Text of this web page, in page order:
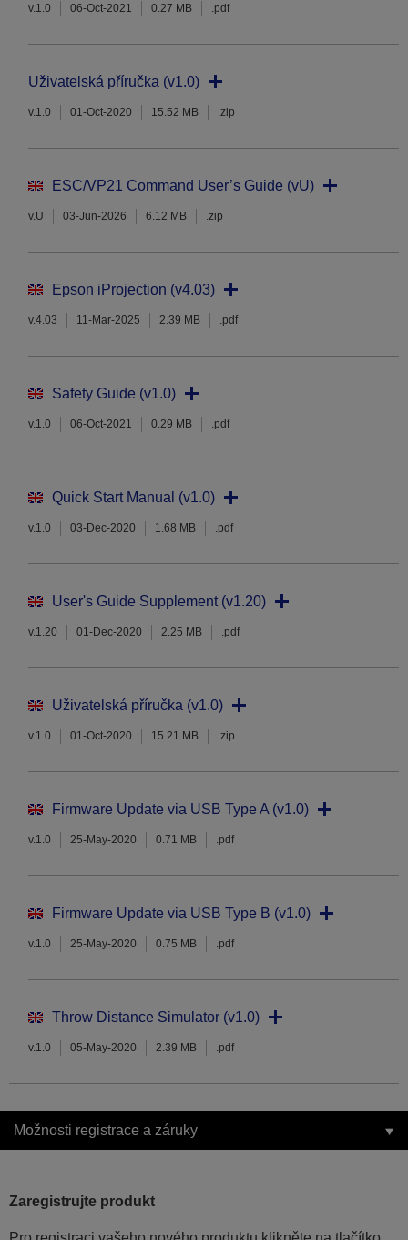
v.1.0 06-Oct-2021 0.27 MB .pdf
Uživatelská příručka (v1.0)
v.1.0 01-Oct-2020 15.52 MB .zip
ESC/VP21 Command User’s Guide (vU)
v.U 03-Jun-2026 6.12 MB .zip
Epson iProjection (v4.03)
v.4.03 11-Mar-2025 2.39 MB .pdf
Safety Guide (v1.0)
v.1.0 06-Oct-2021 0.29 MB .pdf
Quick Start Manual (v1.0)
v.1.0 03-Dec-2020 1.68 MB .pdf
User's Guide Supplement (v1.20)
v.1.20 01-Dec-2020 2.25 MB .pdf
Uživatelská příručka (v1.0)
v.1.0 01-Oct-2020 15.21 MB .zip
Firmware Update via USB Type A (v1.0)
v.1.0 25-May-2020 0.71 MB .pdf
Firmware Update via USB Type B (v1.0)
v.1.0 25-May-2020 0.75 MB .pdf
Throw Distance Simulator (v1.0)
v.1.0 05-May-2020 2.39 MB .pdf
Možnosti registrace a záruky
Zaregistrujte produkt